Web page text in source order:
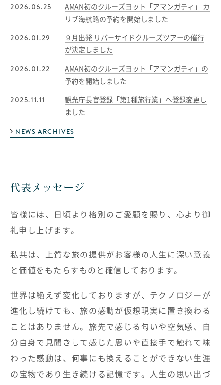
2026.06.25
AMAN初のクルーズヨット「アマンガティ」 カ
リブ海航路の予約を開始しました
2026.01.29
９月出発 リバーサイドクルーズツアーの催行
が決定しました
2026.01.22
AMAN初のクルーズヨット「アマンガティ」の
予約を開始しました
2025.11.11
観光庁長官登録「第1種旅行業」へ登録変更し
ました
NEWS ARCHIVES
代表メッセージ
皆様には、日頃より格別のご愛顧を賜り、心より御
礼申し上げます。
私共は、上質な旅の提供がお客様の人生に深い意義
と価値をもたらすものと確信しております。
世界は絶えず変化しておりますが、テクノロジーが
進化し続けても、旅の感動が仮想現実に置き換わる
ことはありません。旅先で感じる匂いや空気感、自
分自身で見聞きして感じた思いや直接手で触れて味
わった感動は、何事にも換えることができない生涯
の宝物であり生き続ける記憶です。人生の思い出づ